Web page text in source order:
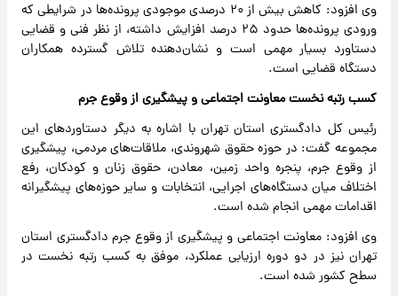
وی افزود: کاهش بیش از ۲۰ درصدی موجودی پرونده‌ها در شرایطی که
ورودی پرونده‌ها حدود ۲۵ درصد افزایش داشته، از نظر فنی و قضایی
دستاورد بسیار مهمی است و نشان‌دهنده تلاش گسترده همکاران
دستگاه قضایی است.
کسب رتبه نخست معاونت اجتماعی و پیشگیری از وقوع جرم
رئیس کل دادگستری استان تهران با اشاره به دیگر دستاوردهای این
مجموعه گفت: در حوزه حقوق شهروندی، ملاقات‌های مردمی، پیشگیری
از وقوع جرم، پنجره واحد زمین، معادن، حقوق زنان و کودکان، رفع
اختلاف میان دستگاه‌های اجرایی، انتخابات و سایر حوزه‌های پیشگیرانه
اقدامات مهمی انجام شده است.
وی افزود: معاونت اجتماعی و پیشگیری از وقوع جرم دادگستری استان
تهران نیز در دو دوره ارزیابی عملکرد، موفق به کسب رتبه نخست در
سطح کشور شده است.